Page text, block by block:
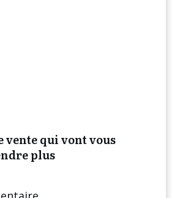
vente qui vont vous
plus